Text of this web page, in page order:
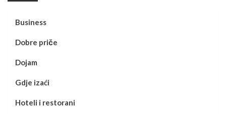
Business
Dobre priče
Dojam
Gdje izaći
Hoteli i restorani